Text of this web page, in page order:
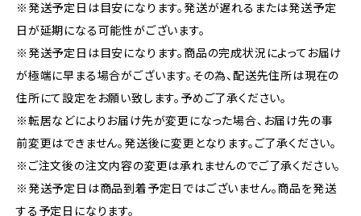
※発送予定日は目安になります。発送が遅れるまたは発送予定
日が延期になる可能性がございます。
※発送予定日は目安になります。商品の完成状況によってお届け
が極端に早まる場合がございます。その為、配送先住所は現在の
住所にて設定をお願い致します。予めご了承ください。
※転居などによりお届け先が変更になった場合、お届け先の事
前変更はできません。発送後に変更となります。ご了承ください。
※ご注文後の注文内容の変更は承れませんのでご了承ください。
※発送予定日は商品到着予定日ではございません。商品を発送
する予定日になります。